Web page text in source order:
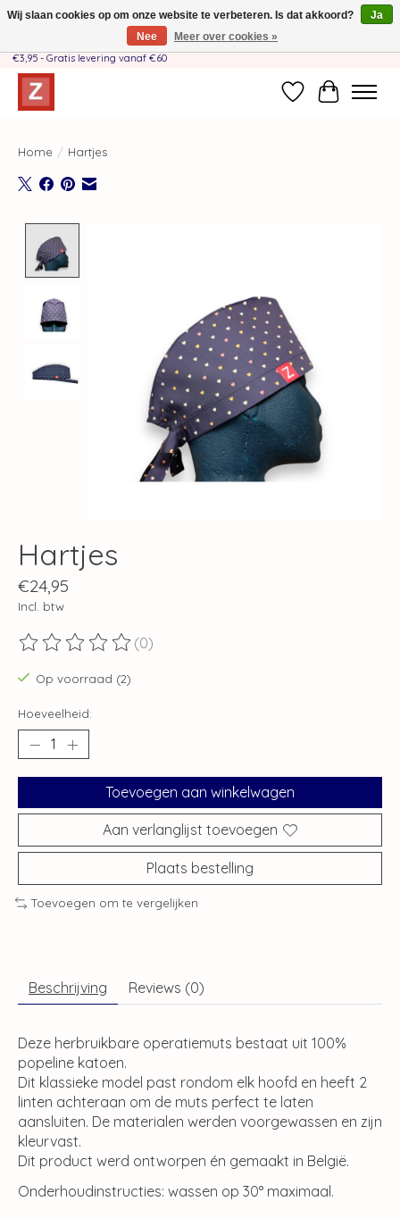
Handgemaakt door moeder-dochterteam❤️ - Verzendkosten BE & NL SLECHTS
€3,95 - Gratis levering vanaf €60
Verlanglijst
Home / Hartjes
Hartjes
€24,95
Incl. btw
De beoordeling van dit product is
(0)
Op voorraad (2)
Hoeveelheid:
Toevoegen aan winkelwagen
Aan verlanglijst toevoegen
Plaats bestelling
Toevoegen om te vergelijken
Beschrijving Reviews (0)
Deze herbruikbare operatiemuts bestaat uit 100%
popeline katoen.
Dit klassieke model past rondom elk hoofd en heeft 2
linten achteraan om de muts perfect te laten
aansluiten. De materialen werden voorgewassen en zijn
kleurvast.
Dit product werd ontworpen én gemaakt in België.
Onderhoudinstructies: wassen op 30° maximaal.
Wij slaan cookies op om onze website te verbeteren. Is dat akkoord?
Ja
Nee
Meer over cookies »